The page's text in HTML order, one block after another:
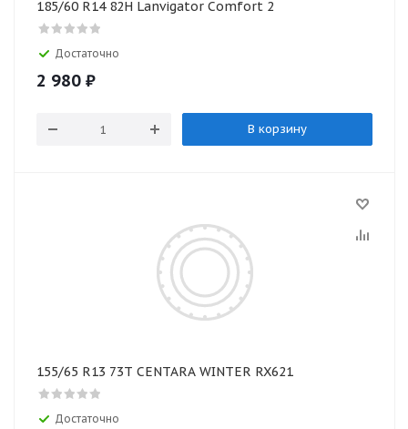
185/60 R14 82H Lanvigator Comfort 2
Достаточно
2 980 ₽
В корзину
155/65 R13 73T CENTARA WINTER RX621
Достаточно